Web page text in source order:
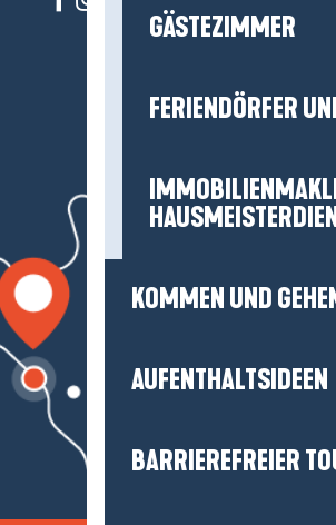
GÄSTEZIMMER
FERIENDÖRFER
KOMMEN UND
AUFENTHALTSIDEEN
BARRIEREFREIER